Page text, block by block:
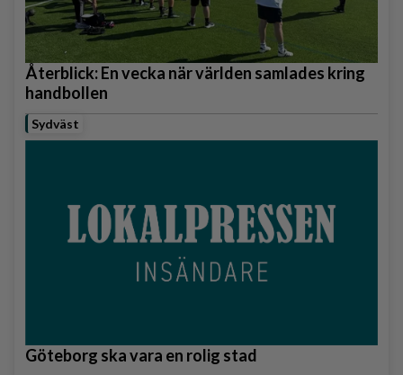
Återblick: En vecka när världen samlades kring
handbollen
Sydväst
Göteborg ska vara en rolig stad